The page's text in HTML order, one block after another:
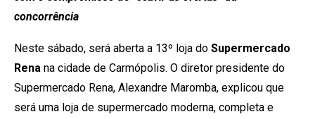
concorrência
Neste sábado, será aberta a 13º loja do Supermercado
Rena na cidade de Carmópolis. O diretor presidente do
Supermercado Rena, Alexandre Maromba, explicou que
será uma loja de supermercado moderna, completa e